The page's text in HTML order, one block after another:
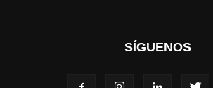
SÍGUENOS